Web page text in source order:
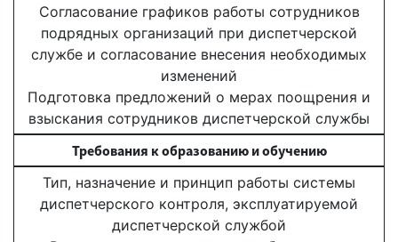
Согласование графиков работы сотрудников
подрядных организаций при диспетчерской
службе и согласование внесения необходимых
изменений
Подготовка предложений о мерах поощрения и
взыскания сотрудников диспетчерской службы
Требования к образованию и обучению
Тип, назначение и принцип работы системы
диспетчерского контроля, эксплуатируемой
диспетчерской службой